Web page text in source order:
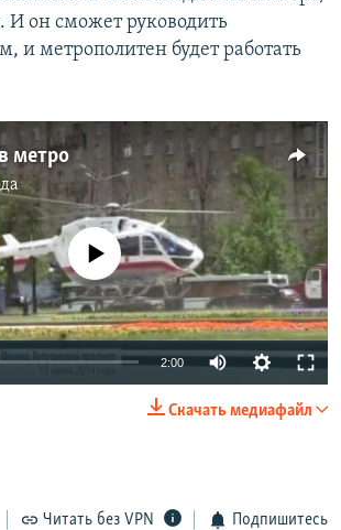
И он сможет руководить
и метрополитен будет работать
метро
source currently available
2:00
Скачать медиафайл
Читать без VPN Подпишитесь